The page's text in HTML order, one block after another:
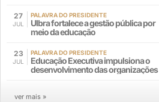
27
JUL
PALAVRA DO PRESIDENTE
Ulbra fortalece a gestão pública por
meio da educação
23
JUL
PALAVRA DO PRESIDENTE
Educação Executiva impulsiona o
desenvolvimento das organizações
ver mais »